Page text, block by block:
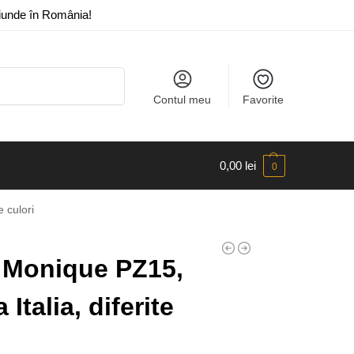
în România!
Contul meu Favorite
0,00 lei 0
culori
PZ15,
Italia, diferite